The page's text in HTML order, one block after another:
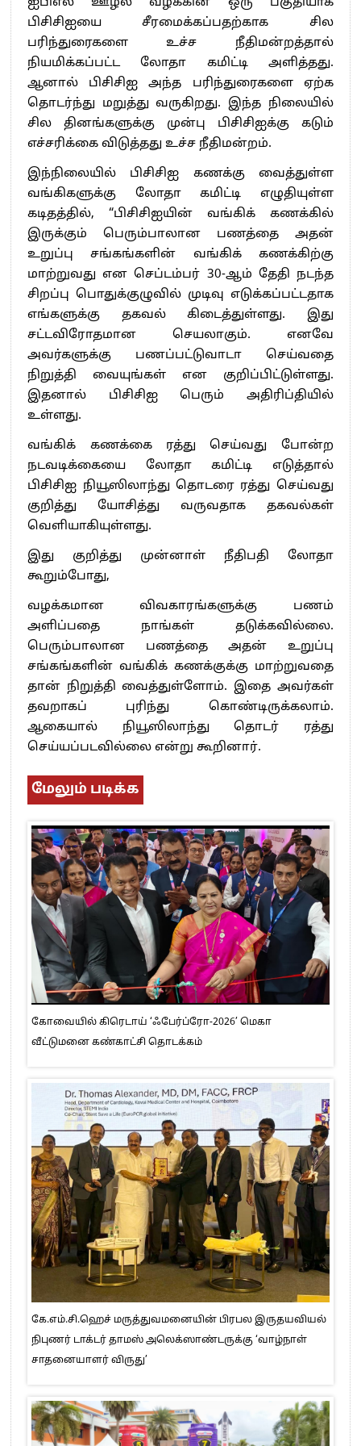
பிசிசிஐயை சீரமைக்கப்பதற்காக சில
பரிந்துரைகளை உச்ச நீதிமன்றத்தால்
நியமிக்கப்பட்ட லோதா கமிட்டி அளித்தது.
ஆனால் பிசிசிஐ அந்த பரிந்துரைகளை ஏற்க
தொடர்ந்து மறுத்து வருகிறது. இந்த நிலையில்
சில தினங்களுக்கு முன்பு பிசிசிஐக்கு கடும்
எச்சரிக்கை விடுத்தது உச்ச நீதிமன்றம்.
இந்நிலையில் பிசிசிஐ கணக்கு வைத்துள்ள
வங்கிகளுக்கு லோதா கமிட்டி எழுதியுள்ள
கடிதத்தில், “பிசிசிஐயின் வங்கிக் கணக்கில்
இருக்கும் பெரும்பாலான பணத்தை அதன்
உறுப்பு சங்கங்களின் வங்கிக் கணக்கிற்கு
மாற்றுவது என செப்டம்பர் 30-ஆம் தேதி நடந்த
சிறப்பு பொதுக்குழுவில் முடிவு எடுக்கப்பட்டதாக
எங்களுக்கு தகவல் கிடைத்துள்ளது. இது
சட்டவிரோதமான செயலாகும். எனவே
அவர்களுக்கு பணப்பட்டுவாடா செய்வதை
நிறுத்தி வையுங்கள் என குறிப்பிட்டுள்ளது.
இதனால் பிசிசிஐ பெரும் அதிரிப்தியில்
உள்ளது.
வங்கிக் கணக்கை ரத்து செய்வது போன்ற
நடவடிக்கையை லோதா கமிட்டி எடுத்தால்
பிசிசிஐ நியூஸிலாந்து தொடரை ரத்து செய்வது
குறித்து யோசித்து வருவதாக தகவல்கள்
வெளியாகியுள்ளது.
இது குறித்து முன்னாள் நீதிபதி லோதா
கூறும்போது,
வழக்கமான விவகாரங்களுக்கு பணம்
அளிப்பதை நாங்கள் தடுக்கவில்லை.
பெரும்பாலான பணத்தை அதன் உறுப்பு
சங்கங்களின் வங்கிக் கணக்குக்கு மாற்றுவதை
தான் நிறுத்தி வைத்துள்ளோம். இதை அவர்கள்
தவறாகப் புரிந்து கொண்டிருக்கலாம்.
ஆகையால் நியூஸிலாந்து தொடர் ரத்து
செய்யப்படவில்லை என்று கூறினார்.
மேலும் படிக்க
கோவையில் கிரெடாய் ‘ஃபேர்ப்ரோ-2026’ மெகா
வீட்டுமனை கண்காட்சி தொடக்கம்
கே.எம்.சி.ஹெச் மருத்துவமனையின் பிரபல இருதயவியல்
நிபுணர் டாக்டர் தாமஸ் அலெக்ஸாண்டருக்கு ‘வாழ்நாள்
சாதனையாளர் விருது’